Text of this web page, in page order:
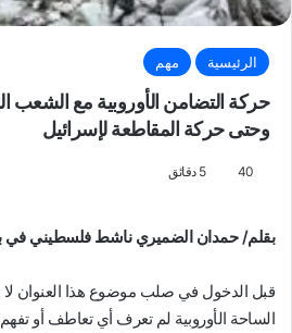
الرئيسية مهم
حركة التضامن الأوروبية مع الشعب
وحتى حركة المقاطعة لإسرائيل
40 5 دقائق
بقلم/ حمدان الضميري ناشط فلسطيني في
قبل الدخول في صلب موضوع هذا العنوان لا
الساحة الأوروبية لم تعرف أي تعاطف أو